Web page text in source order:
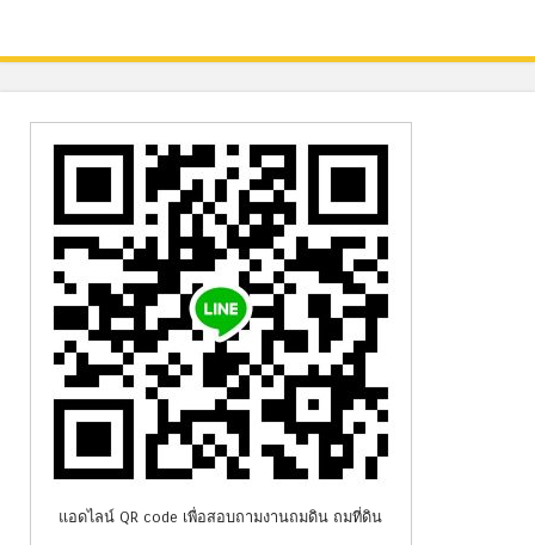
แอดไลน์ QR code เพื่อสอบถามงานถมดิน ถมที่ดิน